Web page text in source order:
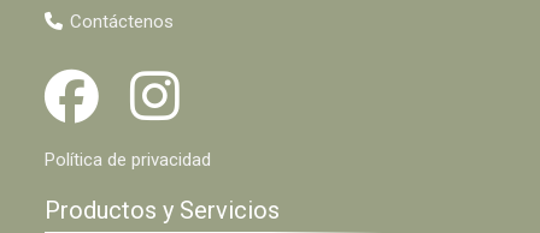
Contáctenos
Política de privacidad
Productos y Servicios